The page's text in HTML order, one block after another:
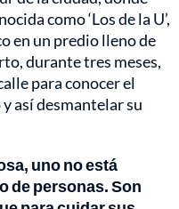
como ‘Los de la U’,
en un predio lleno de
durante tres meses,
para conocer el
así desmantelar su
uno no está
de personas. Son